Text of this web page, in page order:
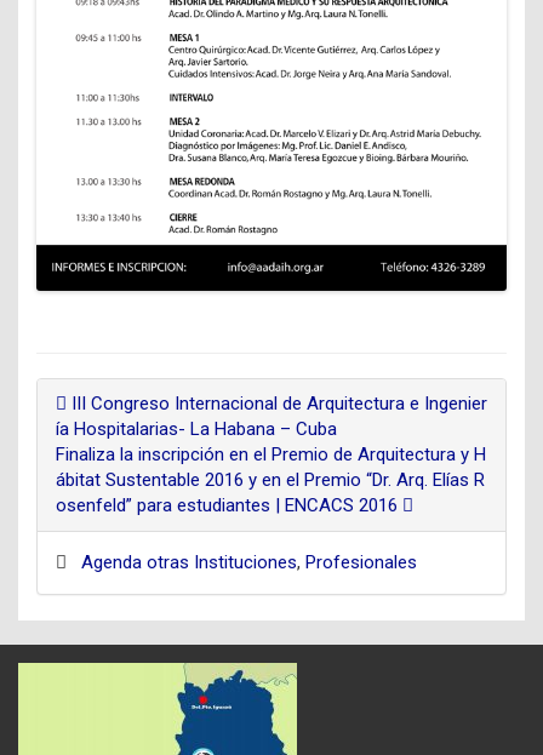
III Congreso Internacional de Arquitectura e Ingenier
ía Hospitalarias- La Habana – Cuba
Finaliza la inscripción en el Premio de Arquitectura y H
ábitat Sustentable 2016 y en el Premio “Dr. Arq. Elías R
osenfeld” para estudiantes | ENCACS 2016
Agenda otras Instituciones, Profesionales